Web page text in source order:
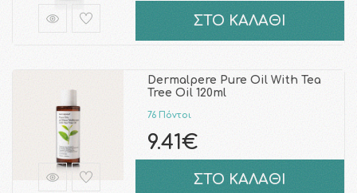
ΣΤΟ ΚΑΛΑΘΙ
Dermalpere Pure Oil With Tea
Tree Oil 120ml
76 Πόντοι
9.41€
ΣΤΟ ΚΑΛΑΘΙ